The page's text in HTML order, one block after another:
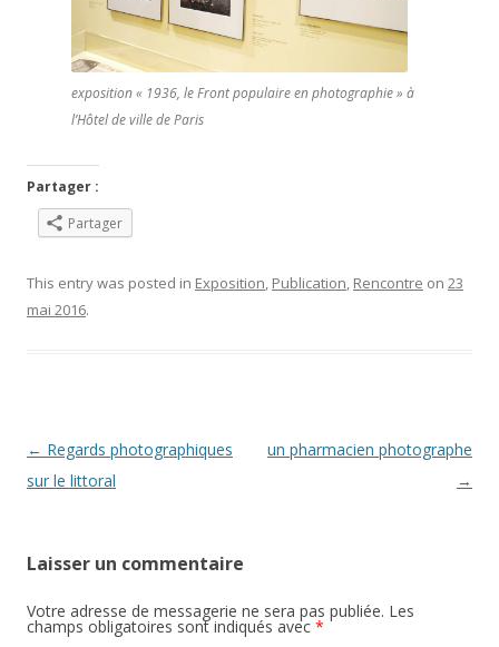
exposition « 1936, le Front populaire en photographie » à
l’Hôtel de ville de Paris
Partager :
Partager
This entry was posted in Exposition, Publication, Rencontre on 23
mai 2016.
Post navigation
← Regards photographiques
sur le littoral
un pharmacien photographe
→
Laisser un commentaire
Votre adresse de messagerie ne sera pas publiée. Les
champs obligatoires sont indiqués avec *